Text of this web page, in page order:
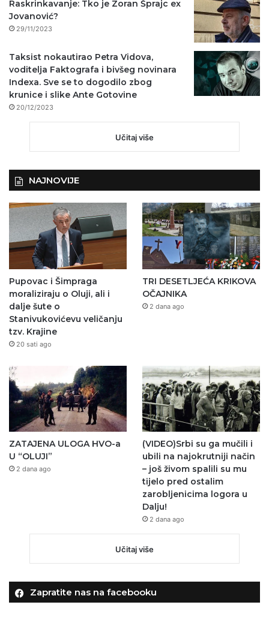
Raskrinkavanje: Tko je Zoran Šprajc ex
Jovanović?
29/11/2023
Taksist nokautirao Petra Vidova,
voditelja Faktografa i bivšeg novinara
Indexa. Sve se to dogodilo zbog
krunice i slike Ante Gotovine
20/12/2023
Učitaj više
NAJNOVIJE
Pupovac i Šimpraga
moraliziraju o Oluji, ali i
dalje šute o
Stanivukovićevu veličanju
tzv. Krajine
20 sati ago
TRI DESETLJEĆA KRIKOVA
OČAJNIKA
2 dana ago
ZATAJENA ULOGA HVO-a
U “OLUJI”
2 dana ago
(VIDEO)Srbi su ga mučili i
ubili na najokrutniji način
– još živom spalili su mu
tijelo pred ostalim
zarobljenicima logora u
Dalju!
2 dana ago
Učitaj više
Zapratite nas na facebooku